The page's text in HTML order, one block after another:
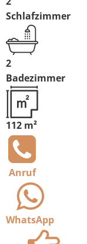
Schlafzimmer
2
Badezimmer
112 m²
Anruf
WhatsApp